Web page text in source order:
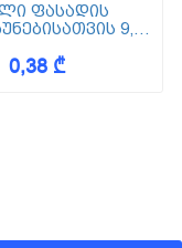
ფასადის
9,5
0,38 ₾